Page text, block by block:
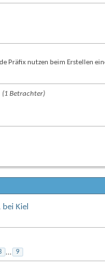
Präfix nutzen beim Erstellen
(1 Betrachter)
Kiel
... 9